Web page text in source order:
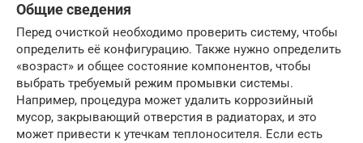
Общие сведения
Перед очисткой необходимо проверить систему, чтобы
определить её конфигурацию. Также нужно определить
«возраст» и общее состояние компонентов, чтобы
выбрать требуемый режим промывки системы.
Например, процедура может удалить коррозийный
мусор, закрывающий отверстия в радиаторах, и это
может привести к утечкам теплоносителя. Если есть